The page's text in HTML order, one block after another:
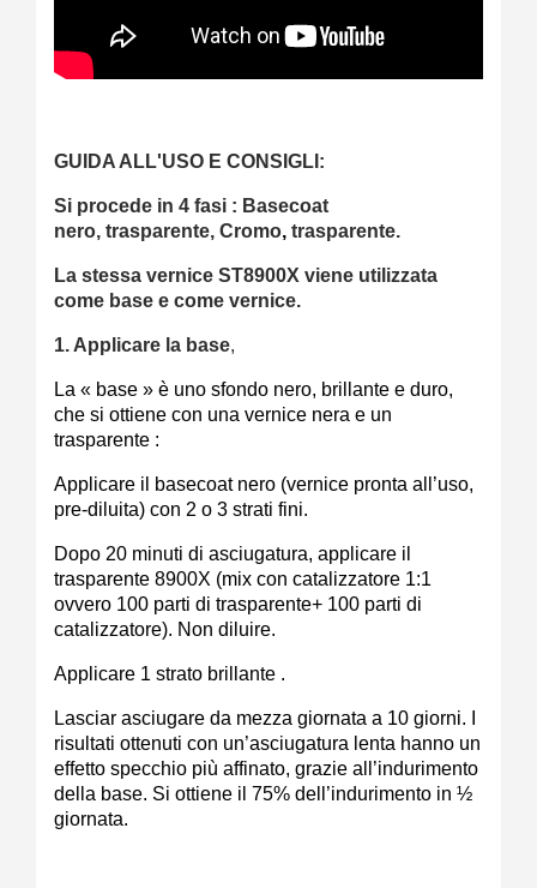
GUIDA ALL'USO E CONSIGLI:
Si procede in 4 fasi : Basecoat
nero, trasparente, Cromo, trasparente.
La stessa vernice ST8900X viene utilizzata
come base e come vernice.
1. Applicare la base,
La « base » è uno sfondo nero, brillante e duro,
che si ottiene con una vernice nera e un
trasparente :
Applicare il basecoat nero (vernice pronta all’uso,
pre-diluita) con 2 o 3 strati fini.
Dopo 20 minuti di asciugatura, applicare il
trasparente 8900X (mix con catalizzatore 1:1
ovvero 100 parti di trasparente+ 100 parti di
catalizzatore). Non diluire.
Applicare 1 strato brillante .
Lasciar asciugare da mezza giornata a 10 giorni. I
risultati ottenuti con un’asciugatura lenta hanno un
effetto specchio più affinato, grazie all’indurimento
della base. Si ottiene il 75% dell’indurimento in ½
giornata.